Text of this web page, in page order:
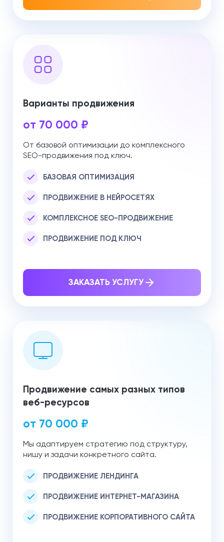
Варианты продвижения
от 70 000 ₽
От базовой оптимизации до комплексного
SEO-продвижения под ключ.
БАЗОВАЯ ОПТИМИЗАЦИЯ
ПРОДВИЖЕНИЕ В НЕЙРОСЕТЯХ
КОМПЛЕКСНОЕ SEO-ПРОДВИЖЕНИЕ
ПРОДВИЖЕНИЕ ПОД КЛЮЧ
ЗАКАЗАТЬ УСЛУГУ
Продвижение самых разных типов
веб-ресурсов
от 70 000 ₽
Мы адаптируем стратегию под структуру,
нишу и задачи конкретного сайта.
ПРОДВИЖЕНИЕ ЛЕНДИНГА
ПРОДВИЖЕНИЕ ИНТЕРНЕТ-МАГАЗИНА
ПРОДВИЖЕНИЕ КОРПОРАТИВНОГО САЙТА